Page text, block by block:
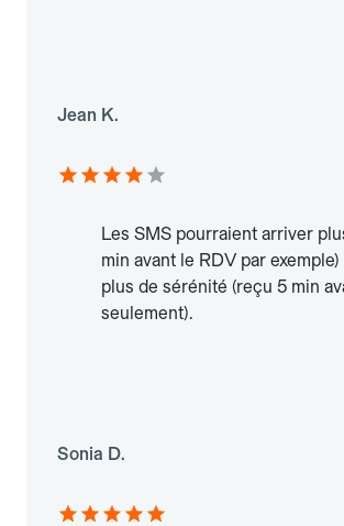
Jean K.
Les SMS pourraient arriver
min avant le RDV par
plus de sérénité (reçu 5 min
seulement).
Sonia D.